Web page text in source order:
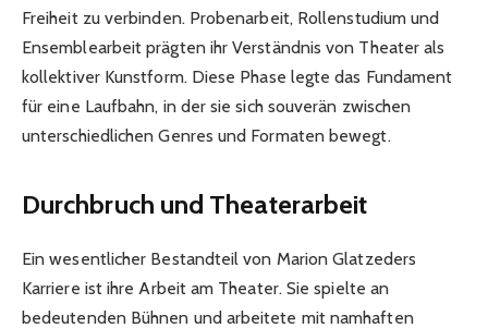
Freiheit zu verbinden. Probenarbeit, Rollenstudium und
Ensemblearbeit prägten ihr Verständnis von Theater als
kollektiver Kunstform. Diese Phase legte das Fundament
für eine Laufbahn, in der sie sich souverän zwischen
unterschiedlichen Genres und Formaten bewegt.
Durchbruch und Theaterarbeit
Ein wesentlicher Bestandteil von Marion Glatzeders
Karriere ist ihre Arbeit am Theater. Sie spielte an
bedeutenden Bühnen und arbeitete mit namhaften